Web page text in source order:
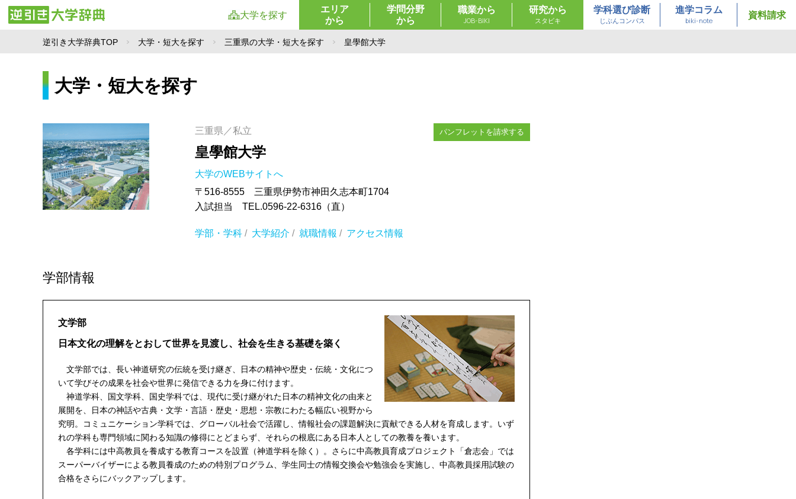
大学を探す
エリア
から
学問分野
から
職業から
JOB-BIKI
研究から
スタビキ
学科選び診断
じぶんコンパス
進学コラム
biki-note
資料請求
逆引き大学辞典TOP 大学・短大を探す 三重県の大学・短大を探す 皇學館大学
大学・短大を探す
三重県／私立
皇學館大学
大学のWEBサイトへ
〒516-8555 三重県伊勢市神田久志本町1704
入試担当 TEL.0596-22-6316（直）
パンフレットを請求する
学部・学科/ 大学紹介 / 就職情報 / アクセス情報
学部情報
文学部
日本文化の理解をとおして世界を見渡し、社会を生きる基礎を築く
文学部では、長い神道研究の伝統を受け継ぎ、日本の精神や歴史・伝統・文化につ
いて学びその成果を社会や世界に発信できる力を身に付けます。
神道学科、国文学科、国史学科では、現代に受け継がれた日本の精神文化の由来と
展開を、日本の神話や古典・文学・言語・歴史・思想・宗教にわたる幅広い視野から
究明。コミュニケーション学科では、グローバル社会で活躍し、情報社会の課題解決に貢献できる人材を育成します。いず
れの学科も専門領域に関わる知識の修得にとどまらず、それらの根底にある日本人としての教養を養います。
各学科には中高教員を養成する教育コースを設置（神道学科を除く）。さらに中高教員育成プロジェクト「倉志会」では
スーパーバイザーによる教員養成のための特別プログラム、学生同士の情報交換会や勉強会を実施し、中高教員採用試験の
合格をさらにバックアップします。